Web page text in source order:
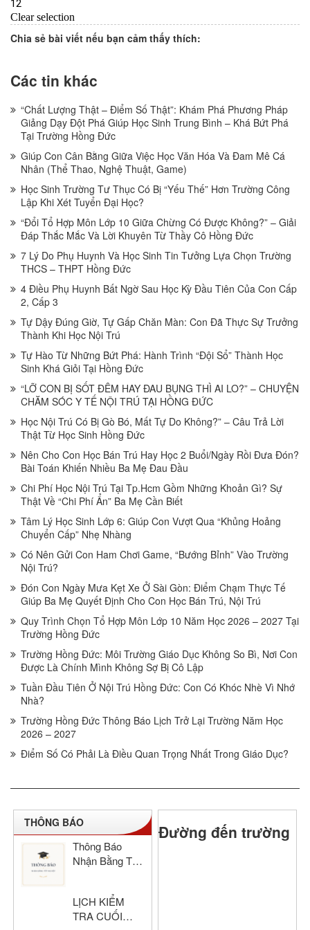
Chia sẻ bài viết nếu bạn cảm thấy thích:
Các tin khác
“Chất Lượng Thật – Điểm Số Thật”: Khám Phá Phương Pháp
Giảng Dạy Đột Phá Giúp Học Sinh Trung Bình – Khá Bứt Phá
Tại Trường Hồng Đức
Giúp Con Cân Bằng Giữa Việc Học Văn Hóa Và Đam Mê Cá
Nhân (Thể Thao, Nghệ Thuật, Game)
Học Sinh Trường Tư Thục Có Bị “Yếu Thế” Hơn Trường Công
Lập Khi Xét Tuyển Đại Học?
“Đổi Tổ Hợp Môn Lớp 10 Giữa Chừng Có Được Không?” – Giải
Đáp Thắc Mắc Và Lời Khuyên Từ Thầy Cô Hồng Đức
7 Lý Do Phụ Huynh Và Học Sinh Tin Tưởng Lựa Chọn Trường
THCS – THPT Hồng Đức
4 Điều Phụ Huynh Bất Ngờ Sau Học Kỳ Đầu Tiên Của Con Cấp
2, Cấp 3
Tự Dậy Đúng Giờ, Tự Gấp Chăn Màn: Con Đã Thực Sự Trưởng
Thành Khi Học Nội Trú
Tự Hào Từ Những Bứt Phá: Hành Trình “Đội Sổ” Thành Học
Sinh Khá Giỏi Tại Hồng Đức
“LỠ CON BỊ SỐT ĐÊM HAY ĐAU BỤNG THÌ AI LO?” – CHUYỆN
CHĂM SÓC Y TẾ NỘI TRÚ TẠI HỒNG ĐỨC
Học Nội Trú Có Bị Gò Bó, Mất Tự Do Không?” – Câu Trả Lời
Thật Từ Học Sinh Hồng Đức
Nên Cho Con Học Bán Trú Hay Học 2 Buổi/Ngày Rồi Đưa Đón?
Bài Toán Khiến Nhiều Ba Mẹ Đau Đầu
Chi Phí Học Nội Trú Tại Tp.Hcm Gồm Những Khoản Gì? Sự
Thật Về “Chi Phí Ẩn” Ba Mẹ Cần Biết
Tâm Lý Học Sinh Lớp 6: Giúp Con Vượt Qua “Khủng Hoảng
Chuyển Cấp” Nhẹ Nhàng
Có Nên Gửi Con Ham Chơi Game, “Bướng Bỉnh” Vào Trường
Nội Trú?
Đón Con Ngày Mưa Kẹt Xe Ở Sài Gòn: Điểm Chạm Thực Tế
Giúp Ba Mẹ Quyết Định Cho Con Học Bán Trú, Nội Trú
Quy Trình Chọn Tổ Hợp Môn Lớp 10 Năm Học 2026 – 2027 Tại
Trường Hồng Đức
Trường Hồng Đức: Môi Trường Giáo Dục Không So Bì, Nơi Con
Được Là Chính Mình Không Sợ Bị Cô Lập
Tuần Đầu Tiên Ở Nội Trú Hồng Đức: Con Có Khóc Nhè Vì Nhớ
Nhà?
Trường Hồng Đức Thông Báo Lịch Trở Lại Trường Năm Học
2026 – 2027
Điểm Số Có Phải Là Điều Quan Trọng Nhất Trong Giáo Dục?
THÔNG BÁO
Thông Báo
Nhận Bằng Tốt
Đức Năm Học
2024–2025
LỊCH KIỂM
TRA CUỐI
Đường đến trường